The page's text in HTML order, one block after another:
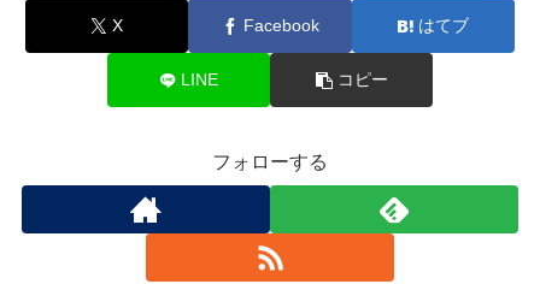
X Facebook はてブ
LINE コピー
フォローする